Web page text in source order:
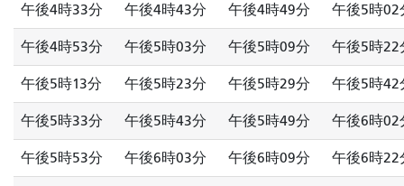
午後4時33分 午後4時43分 午後4時49分 午後5時02
午後4時53分 午後5時03分 午後5時09分 午後5時22
午後5時13分 午後5時23分 午後5時29分 午後5時42
午後5時33分 午後5時43分 午後5時49分 午後6時02
午後5時53分 午後6時03分 午後6時09分 午後6時22